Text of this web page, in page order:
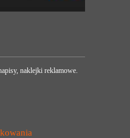
naklejki reklamowe.